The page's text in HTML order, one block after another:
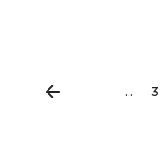
... 3